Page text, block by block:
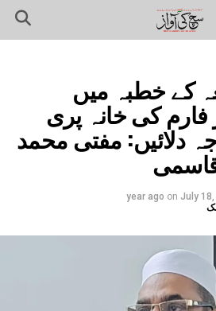
کے خطبہ میں
فارم کی خانہ پری
دلائیں: مفتی محمد
on July